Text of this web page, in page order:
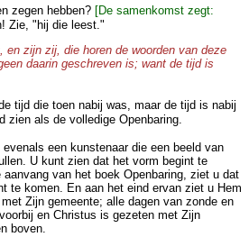
zegen hebben? [De samenkomst zegt:
Zie, "hij die leest."
en zijn zij, die horen de woorden van deze
daarin geschreven is; want de tijd is
tijd die toen nabij was, maar de tijd is nabij
zien als de volledige Openbaring.
een kunstenaar die een beeld van
U kunt zien dat het vorm begint te
van het boek Openbaring, ziet u dat
te komen. En aan het eind ervan ziet u Hem
Zijn gemeente; alle dagen van zonde en
en Christus is gezeten met Zijn
boven.